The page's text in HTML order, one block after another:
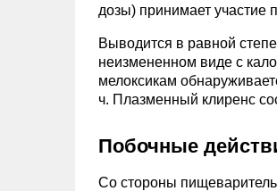
дозы) принимает участие
Выводится в равной
неизмененном виде с
мелоксикам
ч. Плазменный клиренс
Побочные
Со стороны